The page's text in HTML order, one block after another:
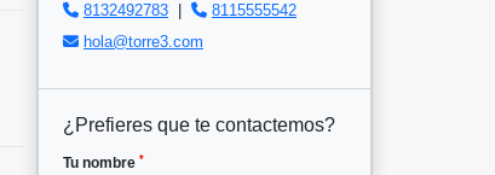
8132492783
8115555542
hola@torre3.com
¿Prefieres que te contactemos?
Tu nombre *